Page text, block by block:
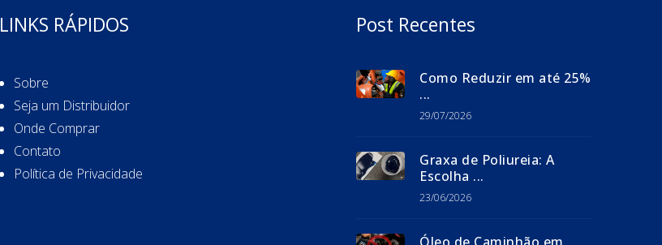
LINKS RÁPIDOS
Sobre
Seja um Distribuidor
Onde Comprar
Contato
Política de Privacidade
Post Recentes
Como Reduzir em até 25%
...
29/07/2026
Graxa de Poliureia: A
Escolha ...
23/06/2026